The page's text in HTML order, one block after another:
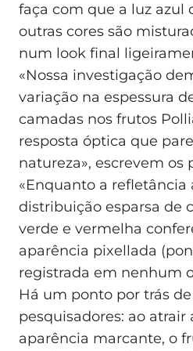
faça com que a luz azul
outras cores são
num look final
«Nossa investigação
variação na espessura
camadas nos frutos
resposta óptica que
natureza», escrevem os
«Enquanto a refletância
distribuição esparsa de
verde e vermelha
aparência pixellada
registrada em nenhum
Há um ponto por trás
pesquisadores: ao atrair
aparência marcante, o